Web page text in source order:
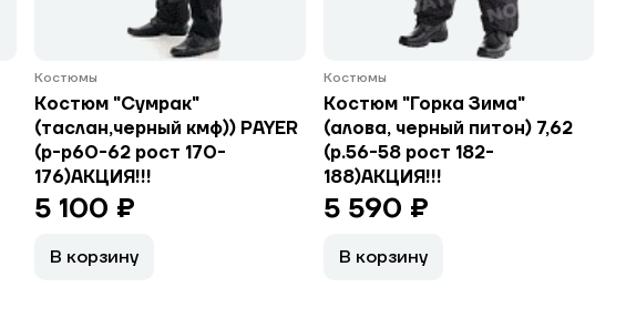
Костюмы
Костюм "Сумрак"
(таслан,черный кмф)) PAYER
(р-р60-62 рост 170-
176)АКЦИЯ!!!
5 100 ₽
В корзину
Костюмы
Костюм "Горка Зима"
(алова, черный питон) 7,62
(р.56-58 рост 182-
188)АКЦИЯ!!!
5 590 ₽
В корзину